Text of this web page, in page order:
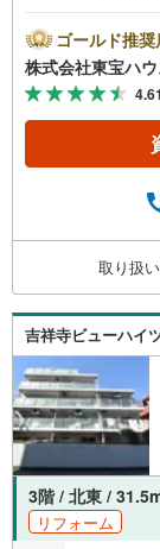
「室内
見学が
伝えく
事前に
合がご
社で売
オンラ
プラン
どの対
なタイ
告セミ
ローン
ています
ゴールド推奨
株式会社東宝ハ
4.61
取り扱
吉祥寺ビューハイ
3階 / 北東 /
リフォーム